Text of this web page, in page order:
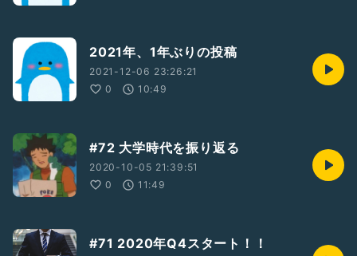
2021年、1年ぶりの投稿
2021-12-06 23:26:21
0
10:49
#72 大学時代を振り返る
2020-10-05 21:39:51
0
11:49
#71 2020年Q4スタート！！